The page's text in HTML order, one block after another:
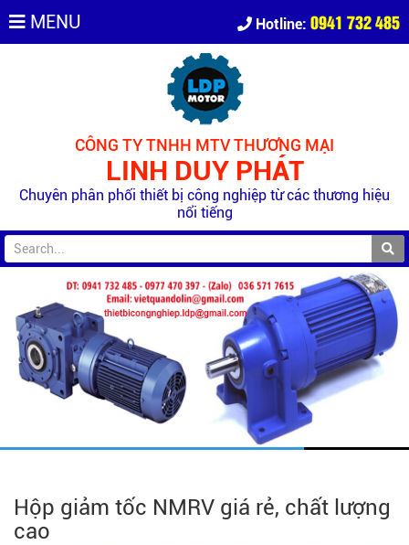
MENU Hotline: 0941 732 485
CÔNG TY TNHH MTV THƯƠNG MẠI
LINH DUY PHÁT
Chuyên phân phối thiết bị công nghiệp từ các thương hiệu
nổi tiếng
Hộp giảm tốc NMRV giá rẻ, chất lượng
cao